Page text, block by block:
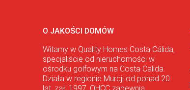
O JAKOŚCI DOMÓW
Witamy w Quality Homes Costa Cálida,
specjaliście od nieruchomości w
ośrodku golfowym na Costa Calida.
Działa w regionie Murcji od ponad 20